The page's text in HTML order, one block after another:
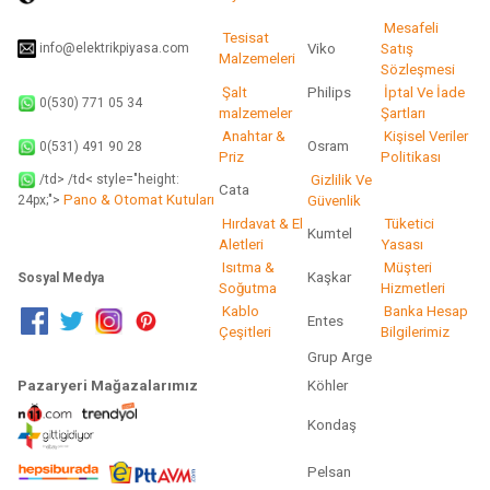
info@elektrikpiyasa.com
Tesisat
Malzemeleri
Viko
Mesafeli
Satış
Sözleşmesi
0(530) 771 05 34
Şalt
malzemeler
Philips
İptal Ve İade
Şartları
0(531) 491 90 28
Anahtar &
Priz
Osram
Kişisel Veriler
Politikası
/td> /td< style="height:
24px;"> Pano & Otomat Kutuları
Cata
Gizlilik Ve
Güvenlik
Hırdavat & El
Aletleri
Kumtel
Tüketici
Yasası
Sosyal Medya
Isıtma &
Soğutma
Kaşkar
Müşteri
Hizmetleri
Kablo
Çeşitleri
Entes
Banka Hesap
Bilgilerimiz
Grup Arge
Pazaryeri Mağazalarımız
Köhler
Kondaş
Pelsan